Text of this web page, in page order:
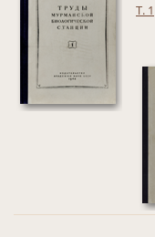
Т. 1